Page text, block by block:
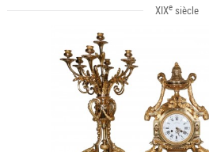
XIXe siècle